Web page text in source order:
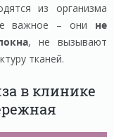
из организма
важное – они не
, не вызывают
тканей.
в клинике